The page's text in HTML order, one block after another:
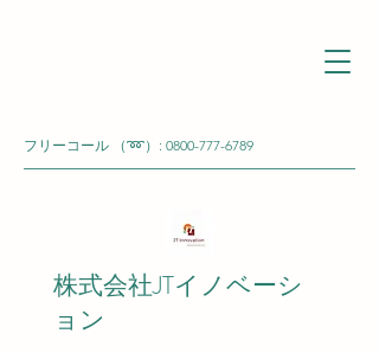
フリーコール （➿）: 0800-777-6789
株式会社JTイノベーシ
ョン